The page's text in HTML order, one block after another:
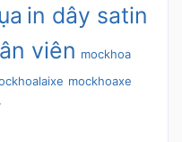
in dây satin
viên mockhoa
mockhoaxe